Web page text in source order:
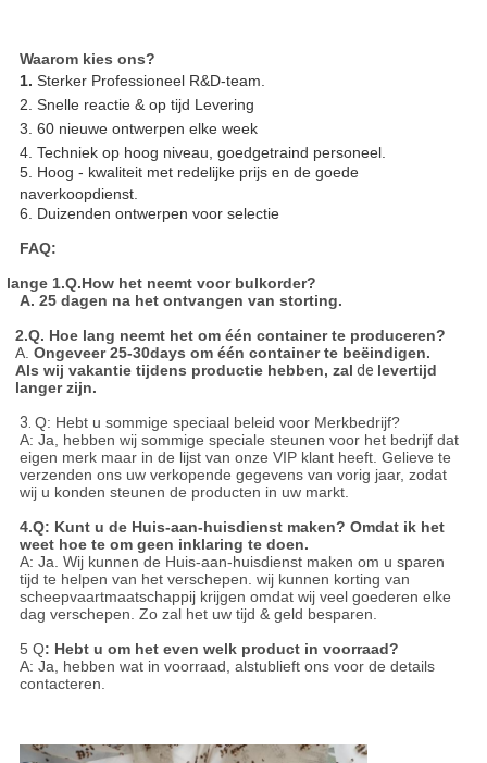
Waarom kies ons?
1. Sterker Professioneel R&D-team.
2. Snelle reactie & op tijd Levering
3. 60 nieuwe ontwerpen elke week
4. Techniek op hoog niveau, goedgetraind personeel.
5. Hoog - kwaliteit met redelijke prijs en de goede
naverkoopdienst.
6. Duizenden ontwerpen voor selectie
FAQ:
lange 1.Q.How het neemt voor bulkorder?
A. 25 dagen na het ontvangen van storting.
2.Q. Hoe lang neemt het om één container te produceren?
A. Ongeveer 25-30days om één container te beëindigen.
Als wij vakantie tijdens productie hebben, zal de levertijd
langer zijn.
3. Q: Hebt u sommige speciaal beleid voor Merkbedrijf?
A: Ja, hebben wij sommige speciale steunen voor het bedrijf dat
eigen merk maar in de lijst van onze VIP klant heeft. Gelieve te
verzenden ons uw verkopende gegevens van vorig jaar, zodat
wij u konden steunen de producten in uw markt.
4.Q: Kunt u de Huis-aan-huisdienst maken? Omdat ik het
weet hoe te om geen inklaring te doen.
A: Ja. Wij kunnen de Huis-aan-huisdienst maken om u sparen
tijd te helpen van het verschepen. wij kunnen korting van
scheepvaartmaatschappij krijgen omdat wij veel goederen elke
dag verschepen. Zo zal het uw tijd & geld besparen.
5 Q: Hebt u om het even welk product in voorraad?
A: Ja, hebben wat in voorraad, alstublieft ons voor de details
contacteren.